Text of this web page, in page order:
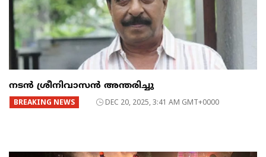
നടൻ ശ്രീനിവാസൻ അന്തരിച്ചു
BREAKING NEWS DEC 20, 2025, 3:41 AM GMT+0000